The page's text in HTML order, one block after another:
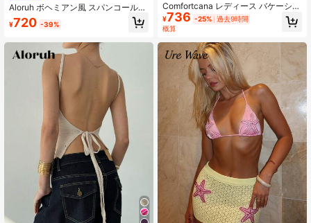
Aloruh ボヘミアン風 スパンコール
クロシェ ホルターネック バックレス
キャミソールトップ、セクシーなシ
¥720 -39%
Comfortcana レディース バケーショ
ン カジュアル 無地 チューブトップ
ニットブラウス
¥736 -25% 過去9時間
概算